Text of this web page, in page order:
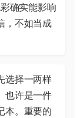
确实能影响
，不如当成
选择一两样
也许是一件
本。重要的